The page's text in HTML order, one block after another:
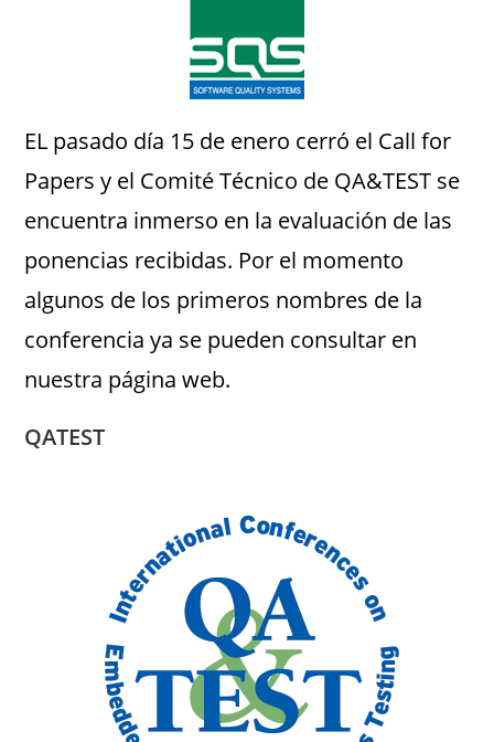
EL pasado día 15 de enero cerró el Call for
Papers y el Comité Técnico de QA&TEST se
encuentra inmerso en la evaluación de las
ponencias recibidas. Por el momento
algunos de los primeros nombres de la
conferencia ya se pueden consultar en
nuestra página web.
QATEST